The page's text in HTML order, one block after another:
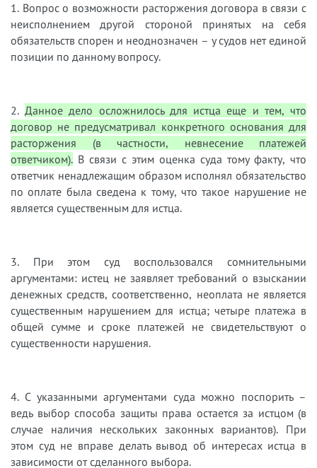
1. Вопрос о возможности расторжения договора в связи с
неисполнением другой стороной принятых на себя
обязательств спорен и неоднозначен – у судов нет единой
позиции по данному вопросу.
2.Данное дело осложнилось для истца еще и тем, что
договор не предусматривал конкретного основания для
расторжения (в частности, невнесение платежей
ответчиком). В связи с этим оценка суда тому факту, что
ответчик ненадлежащим образом исполнял обязательство
по оплате была сведена к тому, что такое нарушение не
является существенным для истца.
3. При этом суд воспользовался сомнительными
аргументами: истец не заявляет требований о взыскании
денежных средств, соответственно, неоплата не является
существенным нарушением для истца; четыре платежа в
общей сумме и сроке платежей не свидетельствуют о
существенности нарушения.
4. С указанными аргументами суда можно поспорить –
ведь выбор способа защиты права остается за истцом (в
случае наличия нескольких законных вариантов). При
этом суд не вправе делать вывод об интересах истца в
зависимости от сделанного выбора.